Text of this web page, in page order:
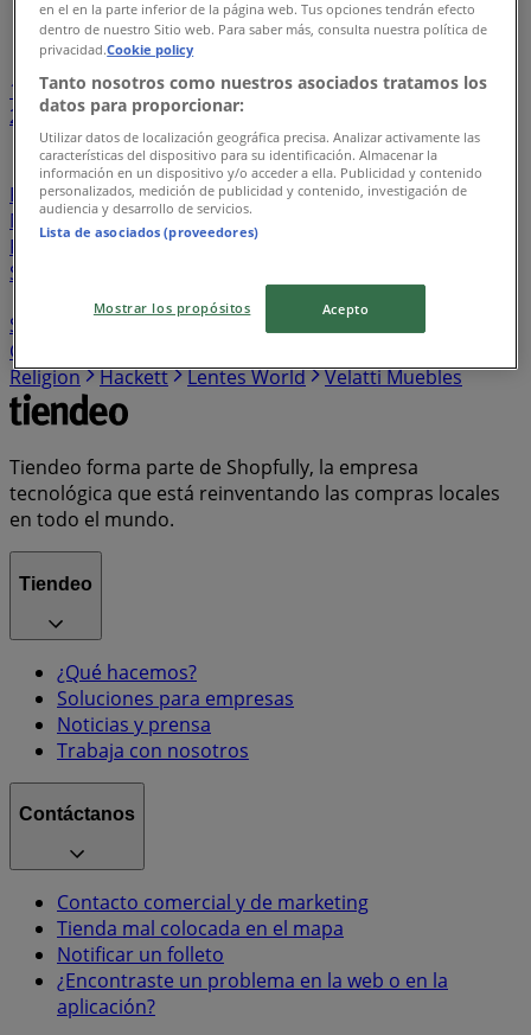
Índice de negocios en Cozumel
1
...
22
23242526
Sushi Zone
Toogino’s Pizza Audio Mundo
Jaguar
Porsche
Alfa Romeo Touché
Convergram
Mustache
Lombok El Califa
Pujol
Bulgari Charolo
Sindo Outdoor
Blu Lagoon
Destination Maternity
Shark
Cherry Pink Vilebrequin
Max Mara
Cyber Puerta
Religion
Hackett Lentes World Velatti Muebles
Tiendeo forma parte de Shopfully, la empresa
tecnológica que está reinventando las compras locales
en todo el mundo.
Tiendeo
¿Qué hacemos?
Soluciones para empresas
Noticias y prensa
Trabaja con nosotros
Contáctanos
Contacto comercial y de marketing
Tienda mal colocada en el mapa
Notificar un folleto
¿Encontraste un problema en la web o en la
aplicación?
en el en la parte inferior de la página web. Tus opciones tendrán efecto
dentro de nuestro Sitio web. Para saber más, consulta nuestra política de
privacidad.Cookie policy
Tanto nosotros como nuestros asociados tratamos los
datos para proporcionar:
Utilizar datos de localización geográfica precisa. Analizar activamente las
características del dispositivo para su identificación. Almacenar la
información en un dispositivo y/o acceder a ella. Publicidad y contenido
personalizados, medición de publicidad y contenido, investigación de
audiencia y desarrollo de servicios.
Lista de asociados (proveedores)
Mostrar los propósitos Acepto